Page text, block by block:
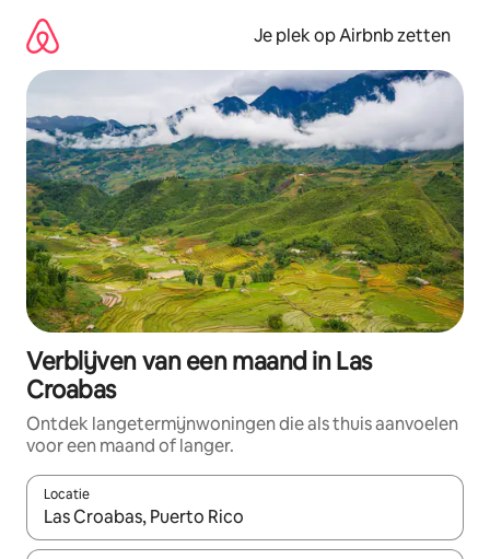
direct
naar
inhoud
Je plek op Airbnb zetten
Verblijven van een maand in Las
Croabas
Ontdek langetermijnwoningen die als thuis aanvoelen
voor een maand of langer.
Locatie
Wanneer er resultaten beschikbaar zijn, maak je een keuze